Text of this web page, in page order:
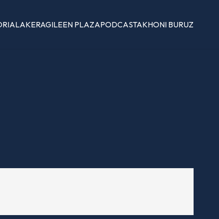
ERAGILEEN PLAZAPODCASTAKHONI BURUZ